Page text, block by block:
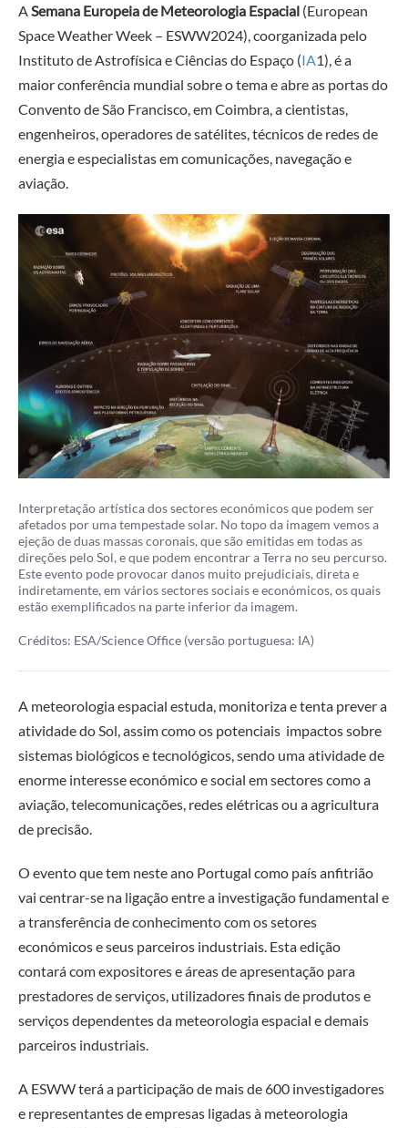
A Semana Europeia de Meteorologia Espacial (European
Space Weather Week – ESWW2024), coorganizada pelo
Instituto de Astrofísica e Ciências do Espaço (IA1), é a
maior conferência mundial sobre o tema e abre as portas do
Convento de São Francisco, em Coimbra, a cientistas,
engenheiros, operadores de satélites, técnicos de redes de
energia e especialistas em comunicações, navegação e
aviação.
Interpretação artística dos sectores económicos que podem ser
afetados por uma tempestade solar. No topo da imagem vemos a
ejeção de duas massas coronais, que são emitidas em todas as
direções pelo Sol, e que podem encontrar a Terra no seu percurso.
Este evento pode provocar danos muito prejudiciais, direta e
indiretamente, em vários sectores sociais e económicos, os quais
estão exemplificados na parte inferior da imagem.
Créditos: ESA/Science Office (versão portuguesa: IA)
A meteorologia espacial estuda, monitoriza e tenta prever a
atividade do Sol, assim como os potenciais impactos sobre
sistemas biológicos e tecnológicos, sendo uma atividade de
enorme interesse económico e social em sectores como a
aviação, telecomunicações, redes elétricas ou a agricultura
de precisão.
O evento que tem neste ano Portugal como país anfitrião
vai centrar-se na ligação entre a investigação fundamental e
a transferência de conhecimento com os setores
económicos e seus parceiros industriais. Esta edição
contará com expositores e áreas de apresentação para
prestadores de serviços, utilizadores finais de produtos e
serviços dependentes da meteorologia espacial e demais
parceiros industriais.
A ESWW terá a participação de mais de 600 investigadores
e representantes de empresas ligadas à meteorologia